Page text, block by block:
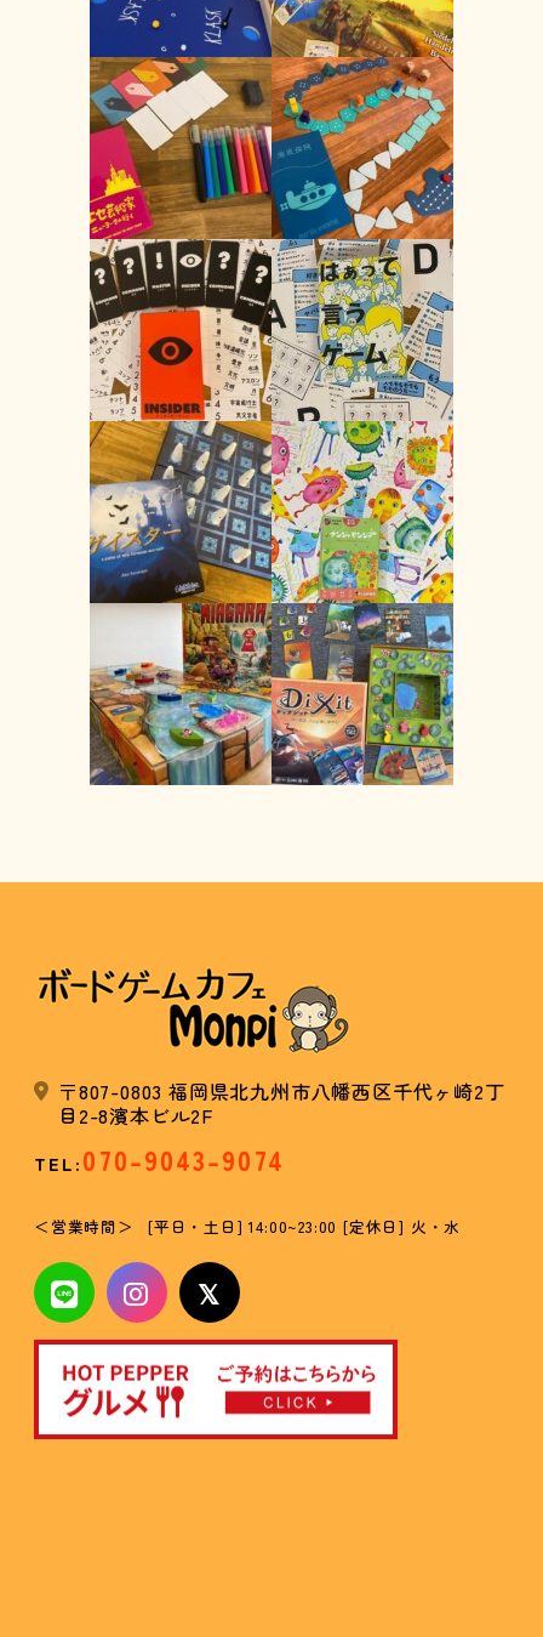
〒807-0803 福岡県北九州市八幡西区千代ヶ崎2丁
目2-8濱本ビル2F
TEL:070-9043-9074
営業時間 [平日・土日] 14:00~23:00 [定休日] 火・水